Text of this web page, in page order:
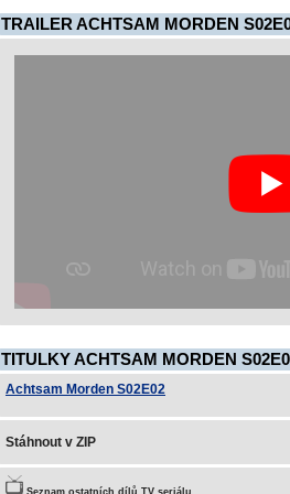
TRAILER ACHTSAM MORDEN
TITULKY ACHTSAM MORDEN
Achtsam Morden S02E02
Stáhnout v ZIP
Seznam ostatních dílů TV seriálu